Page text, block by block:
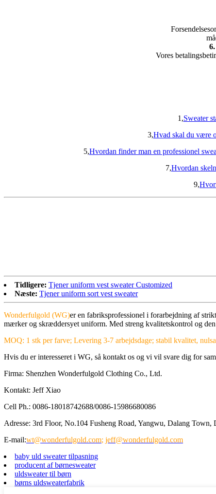
Vores
1,Sweater
3,Hvad skal du være
5,Hvordan finder man en professionel
7,Hvordan
9,
Tidligere: Tjener uniform vest sweater Customized
Næste: Tjener uniform sort vest sweater
Wonderfulgold (WG)er en fabriksprofessionel i forarbejdning af
mærker og skræddersyet uniform. Med streng kvalitetskontrol og
MOQ: 1 stk per farve; Levering 3-7 arbejdsdage; stabil kvalitet,
Hvis du er interesseret i WG, så kontakt os og vi vil svare dig for
Firma: Shenzhen Wonderfulgold Clothing Co., Ltd.
Kontakt: Jeff Xiao
Cell Ph.: 0086-18018742688/0086-15986680086
Adresse: 3rd Floor, No.104 Fusheng Road, Yangwu, Dalang
E-mail:wt@wonderfulgold.com; jeff@wonderfulgold.com
baby uld sweater tilpasning
producent af børnesweater
uldsweater til børn
børns uldsweaterfabrik